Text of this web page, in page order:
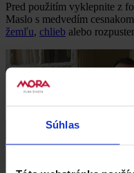
Súhlas
Pred použitím vyklepnite z
Maslo s medvedím
žemľu, chlieb alebo